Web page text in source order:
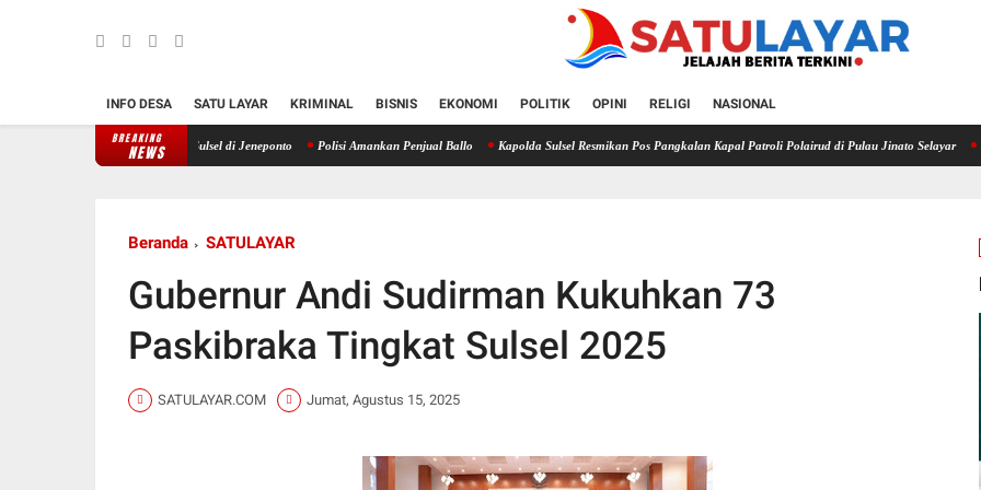
INFO DESA SATU LAYAR KRIMINAL BISNIS EKONOMI POLITIK OPINI RELIGI NASIONAL
BREAKING
NEWS
RAPI Daerah 24 Sulsel di Jeneponto Polisi Amankan Penjual Ballo Kapolda Sulsel Resmikan Pos Pangkalan Kapal Patroli Polairud di Pulau Jinato Selayar Pencuri
Beranda SATULAYAR
Gubernur Andi Sudirman Kukuhkan 73
Paskibraka Tingkat Sulsel 2025
SATULAYAR.COM Jumat, Agustus 15, 2025